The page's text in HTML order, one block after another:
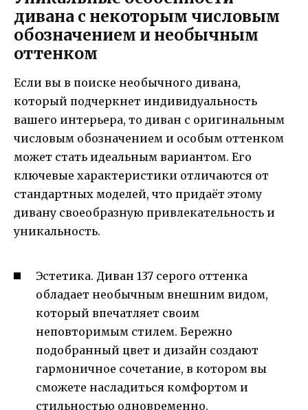
дивана с некоторым числовым
обозначением и необычным
оттенком
Если вы в поиске необычного дивана,
который подчеркнет индивидуальность
вашего интерьера, то диван с оригинальным
числовым обозначением и особым оттенком
может стать идеальным вариантом. Его
ключевые характеристики отличаются от
стандартных моделей, что придаёт этому
дивану своеобразную привлекательность и
уникальность.
Эстетика. Диван 137 серого оттенка
обладает необычным внешним видом,
который впечатляет своим
неповторимым стилем. Бережно
подобранный цвет и дизайн создают
гармоничное сочетание, в котором вы
сможете насладиться комфортом и
стильностью одновременно.